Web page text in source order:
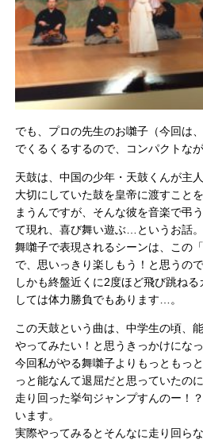
でも、プロの先生のお囃子（今回は
でくるくるするので、コンパクトな
天鼓は、中国の少年・天鼓くんが主人
大切にしていた鼓を皇帝に渡すこと
まうんですが、そんな彼を音楽で弔
て現れ、喜び舞い遊ぶ…というお話。
舞囃子で表現されるシーンは、この
で、思いっきり楽しもう！と思うの
しかも終盤近くに2度ほど飛び跳ね
しては体力勝負でもあります…。
この天鼓という曲は、中学生の頃、
やってみたい！と思うきっかけにな
今回私がやる舞囃子よりもっともっ
っと能なんて退屈だと思っていたの
走り回った挙句ジャンプすんのー！
います。
実際やってみるとそんなに走り回ら